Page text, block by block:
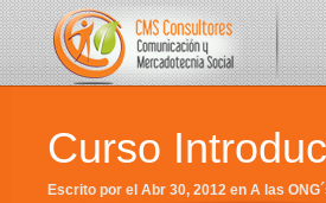
Curso
Escrito por el Abr 30, 2012 en A las